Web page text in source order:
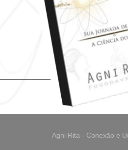
Agni Rita - Conexão e